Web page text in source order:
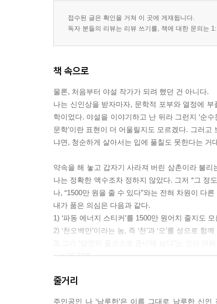
접수된 글은 확인을 거쳐 이 곳에 게재됩니다.
독자 분들의 리뷰는 리뷰 쓰기를, 책에 대한 문의는
책 속으로
물론, 처음부터 야설 작가가 되려 했던 건 아니다.
나는 신인상을 받자마자, 문학적 포부와 열정에
학이었다. 야설을 이야기하고 난 뒤라 그런지 ‘순
문학’이란 표현이 더 어울릴지도 모르겠다. 그러
냐면, 청순하게 살아서는 입에 풀칠도 못한다는
약속을 해 놓고 갑자기 사라져 버린 삼촌이라 불
나는 정확한 액수조차 정하지 않았다. 그저 “그 정
나, “1500만 원을 줄 수 있다”와는 전혀 차원이 다른
내가 품은 의심은 다음과 같다.
1) ‘파동 에너지 스티커’를 1500만 원어치 줄지도
2) ‘천오백만’이라는 놈, 즉 ‘천’과 ‘오’를 성으로 함
---p.76-77쪽
이지만, 한 번 진 걸로 영원한 패배자야. 게다가,
줄거리
주인공인 나 ‘남루한’은 이름 그대로 남루한 신